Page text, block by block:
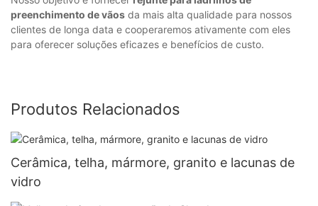
preenchimento de vãos da mais alta qualidade para nossos
clientes de longa data e cooperaremos ativamente com eles
para oferecer soluções eficazes e benefícios de custo.
Produtos Relacionados
Cerâmica, telha, mármore, granito e lacunas de
vidro